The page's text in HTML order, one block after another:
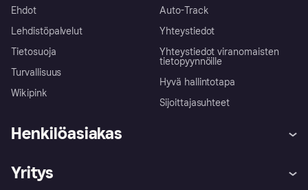
Ehdot
Lehdistöpalvelut
Tietosuoja
Turvallisuus
Wikipink
Auto-Track
Yhteystiedot
Yhteystiedot viranomaisten
tietopyynnöille
Hyvä hallintotapa
Sijoittajasuhteet
Henkilöasiakas
Kirjaudu sisään
Yritys